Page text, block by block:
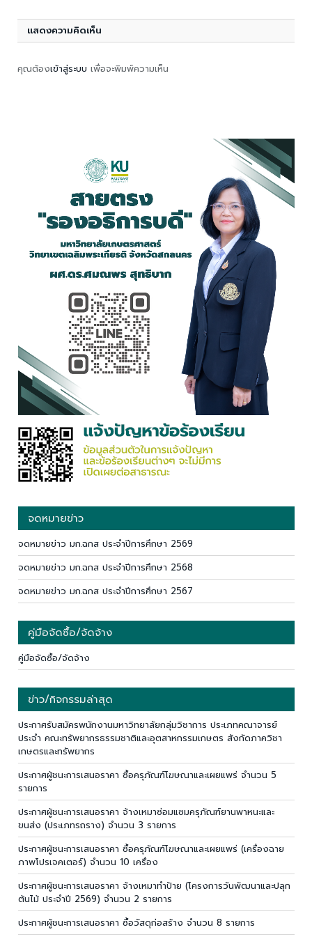
แสดงความคิดเห็น
คุณต้องเข้าสู่ระบบ เพื่อจะพิมพ์ความเห็น
จดหมายข่าว
จดหมายข่าว มก.ฉกส ประจำปีการศึกษา 2569
จดหมายข่าว มก.ฉกส ประจำปีการศึกษา 2568
จดหมายข่าว มก.ฉกส ประจำปีการศึกษา 2567
คู่มือจัดซื้อ/จัดจ้าง
คู่มือจัดซื้อ/จัดจ้าง
ข่าว/กิจกรรมล่าสุด
ประกาศรับสมัครพนักงานมหาวิทยาลัยกลุ่มวิชาการ ประเภทคณาจารย์
ประจำ คณะทรัพยากรธรรมชาติและอุตสาหกรรมเกษตร สังกัดภาควิชา
เกษตรและทรัพยากร
ประกาศผู้ชนะการเสนอราคา ซื้อครุภัณฑ์โฆษณาและเผยแพร่ จำนวน 5
รายการ
ประกาศผู้ชนะการเสนอราคา จ้างเหมาซ่อมแซมครุภัณฑ์ยานพาหนะและ
ขนส่ง (ประเภทรถราง) จำนวน 3 รายการ
ประกาศผู้ชนะการเสนอราคา ซื้อครุภัณฑ์โฆษณาและเผยแพร่ (เครื่องฉาย
ภาพโปรเจคเตอร์) จำนวน 10 เครื่อง
ประกาศผู้ชนะการเสนอราคา จ้างเหมาทำป้าย (โครงการวันพัฒนาและปลุก
ต้นไม้ ประจำปี 2569) จำนวน 2 รายการ
ประกาศผู้ชนะการเสนอราคา ซื้อวัสดุก่อสร้าง จำนวน 8 รายการ